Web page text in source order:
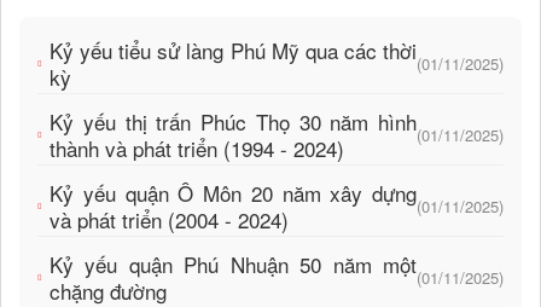
Kỷ yếu tiểu sử làng Phú Mỹ qua các thời
kỳ
(01/11/2025)
Kỷ yếu thị trấn Phúc Thọ 30 năm hình
thành và phát triển (1994 - 2024)
(01/11/2025)
Kỷ yếu quận Ô Môn 20 năm xây dựng
và phát triển (2004 - 2024)
(01/11/2025)
Kỷ yếu quận Phú Nhuận 50 năm một
chặng đường
(01/11/2025)